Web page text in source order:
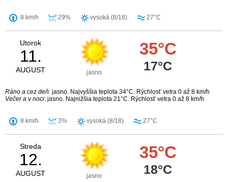
8 km/h 29% vysoká (8/18) 27°C
Utorok
11.
AUGUST jasno
35°C
17°C
Ráno a cez deň: jasno. Najvyššia teplota 34°C. Rýchlosť vetra 0 až 8 km/h
Večer a v noci: jasno. Najnižšia teplota 21°C. Rýchlosť vetra 0 až 8 km/h
8 km/h 3% vysoká (8/18) 27°C
Streda
12.
AUGUST jasno
35°C
18°C